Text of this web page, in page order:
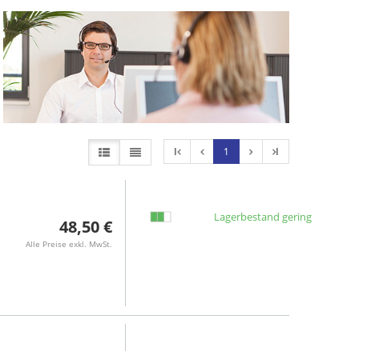
l 1 l
48,50 €
Alle Preise exkl. MwSt.
Lagerbestand gering